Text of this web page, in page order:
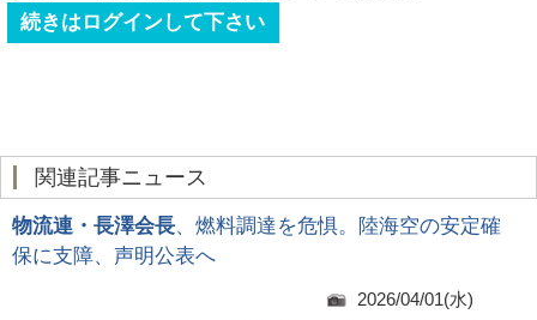
続きはログインして下さい
関連記事ニュース
物流連・長澤会長、燃料調達を危惧。陸海空の安定確
保に支障、声明公表へ
2026/04/01(水)